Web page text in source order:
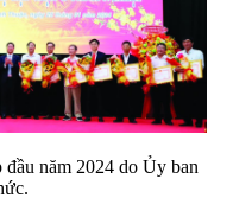
năm 2024 do Ủy ban